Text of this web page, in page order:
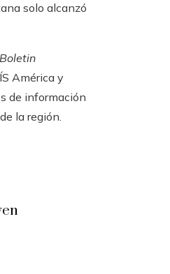
solo alcanzó
Boletin
América y
de información
la región.